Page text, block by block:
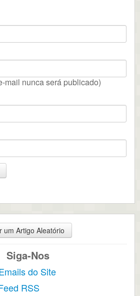
mail nunca será publicado)
um Artigo Aleatório
Siga-Nos
do Site
RSS